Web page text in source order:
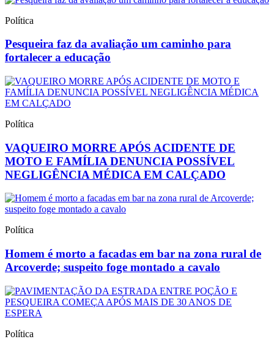
Política
Pesqueira faz da avaliação um caminho para
fortalecer a educação
Política
VAQUEIRO MORRE APÓS ACIDENTE DE
MOTO E FAMÍLIA DENUNCIA POSSÍVEL
NEGLIGÊNCIA MÉDICA EM CALÇADO
Política
Homem é morto a facadas em bar na zona rural de
Arcoverde; suspeito foge montado a cavalo
Política